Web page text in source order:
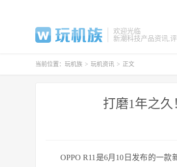
欢迎光临
新潮科技产品资讯,
当前位置： 玩机族 > 玩机资讯 > 正文
打磨1年之久
OPPO R11是6月10日发布的一款